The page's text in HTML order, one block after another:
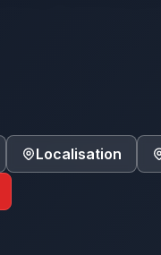
Localisation